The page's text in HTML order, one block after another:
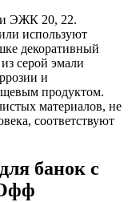
ЭЖК 20, 22.
используют
декоративный
серой эмали
и
продуктом.
материалов, не
соответствуют
банок с